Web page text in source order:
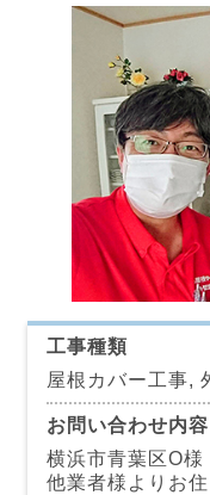
工事種類
屋根カバー工事,
お問い合わせ内容
横浜市青葉区O様
他業者様よりお